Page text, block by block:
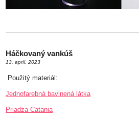
Háčkovaný vankúš
13. apríl, 2023
Použitý materiál:
Jednofarebná bavlnená látka
Priadza Catania